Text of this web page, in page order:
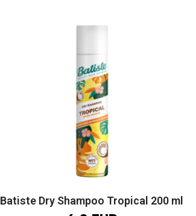
Batiste Dry Shampoo Tropical 200 ml